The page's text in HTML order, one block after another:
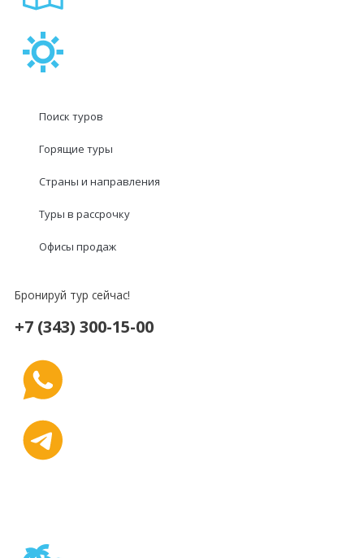
Поиск туров
Горящие туры
Страны и направления
Туры в рассрочку
Офисы продаж
Бронируй тур сейчас!
+7 (343) 300-15-00